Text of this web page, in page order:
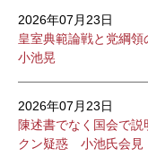
2026年07月23日
皇室典範論戦と党綱
小池晃
2026年07月23日
陳述書でなく国会で
クン疑惑 小池氏会見